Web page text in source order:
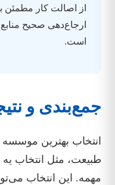
از اصالت کار مطمئن
ارجاع‌دهی صحیح
است.
جمع‌بندی و
انتخاب بهترین موسسه
طبیعت، مثل انتخاب
مهمه. این انتخاب